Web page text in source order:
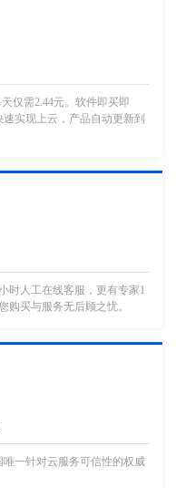
仅需2.44元。软件即买即
实现上云，产品自动更新到
时人工在线客服，更有专家1
购买与服务无后顾之忧。
一针对云服务可信性的权威